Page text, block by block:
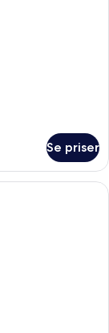
Se priser
med seng, et lille